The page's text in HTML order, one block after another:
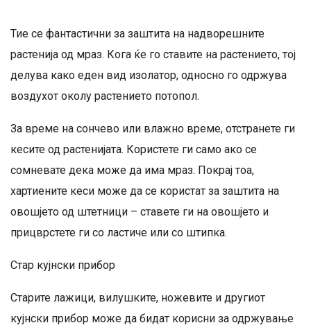
Тие се фантастични за заштита на надворешните
растенија од мраз. Кога ќе го ставите на растението, тој
делува како еден вид изолатор, односно го одржува
воздухот околу растението потопол.
За време на сончево или влажно време, отстранете ги
кесите од растенијата. Користете ги само ако се
сомневате дека може да има мраз. Покрај тоа,
хартиените кеси може да се користат за заштита на
овошјето од штетници – ставете ги на овошјето и
прицврстете ги со ластиче или со штипка.
Стар кујнски прибор
Старите лажици, вилушките, ножевите и другиот
кујнски прибор може да бидат корисни за одржување